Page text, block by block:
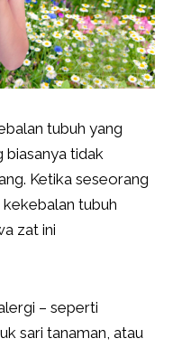
tubuh yang
biasanya tidak
Ketika seseorang
tubuh
zat ini
– seperti
sari tanaman, atau